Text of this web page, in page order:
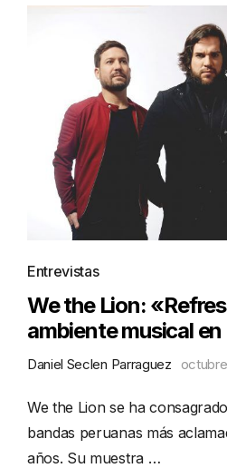
Entrevistas
We the Lion:
ambiente musical en
Daniel Seclen Parraguez
We the Lion se ha
bandas peruanas más
años. Su muestra …